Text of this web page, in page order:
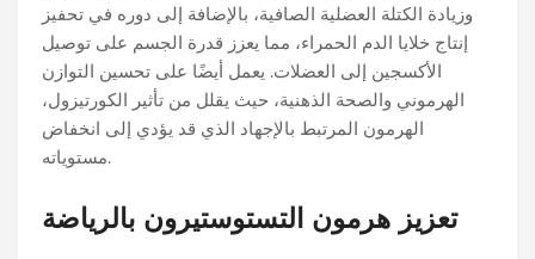
وزيادة الكتلة العضلية الصافية، بالإضافة إلى دوره في تحفيز
إنتاج خلايا الدم الحمراء، مما يعزز قدرة الجسم على توصيل
الأكسجين إلى العضلات. يعمل أيضًا على تحسين التوازن
الهرموني والصحة الذهنية، حيث يقلل من تأثير الكورتيزول،
الهرمون المرتبط بالإجهاد الذي قد يؤدي إلى انخفاض
مستوياته.
تعزيز هرمون التستوستيرون بالرياضة